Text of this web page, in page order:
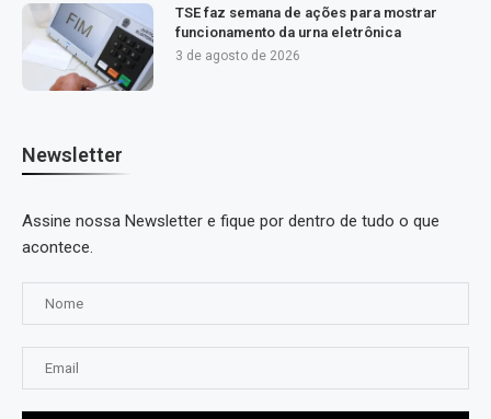
TSE faz semana de ações para mostrar
funcionamento da urna eletrônica
3 de agosto de 2026
Newsletter
Assine nossa Newsletter e fique por dentro de tudo o que
acontece.